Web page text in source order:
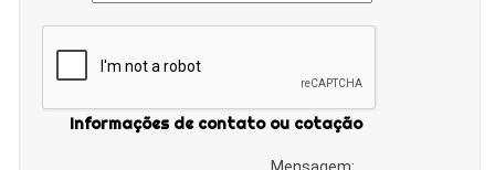
Informações de contato ou cotação
Mensagem: